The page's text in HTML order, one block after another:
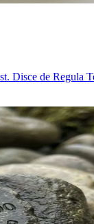
Disce de Regula